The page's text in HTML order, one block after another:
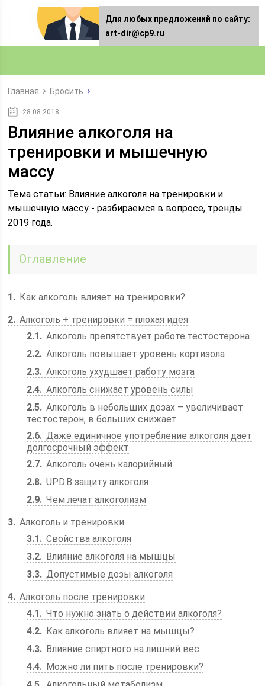
Главная Бросить
28.08.2018
Влияние алкоголя на
тренировки и мышечную
массу
Тема статьи: Влияние алкоголя на тренировки и
мышечную массу - разбираемся в вопросе, тренды
2019 года.
Оглавление
1
Как алкоголь влияет на тренировки?
2 Алкоголь + тренировки = плохая идея
2.1
Алкоголь препятствует работе тестостерона
2.2 Алкоголь повышает уровень кортизола
2.3 Алкоголь ухудшает работу мозга
2.4 Алкоголь снижает уровень силы
2.5 Алкоголь в небольших дозах – увеличивает
тестостерон, в больших снижает
2.6 Даже единичное употребление алкоголя дает
долгосрочный эффект
2.7 Алкоголь очень калорийный
2.8 UPD.В защиту алкоголя
2.9 Чем лечат алкоголизм
3 Алкоголь и тренировки
3.1
Свойства алкоголя
3.2
Влияние алкоголя на мышцы
3.3 Допустимые дозы алкоголя
4 Алкоголь после тренировки
4.1
Что нужно знать о действии алкоголя?
4.2
Как алкоголь влияет на мышцы?
4.3
Влияние спиртного на лишний вес
4.4
Можно ли пить после тренировки?
Для любых предложений по сайту:
art-dir@cp9.ru